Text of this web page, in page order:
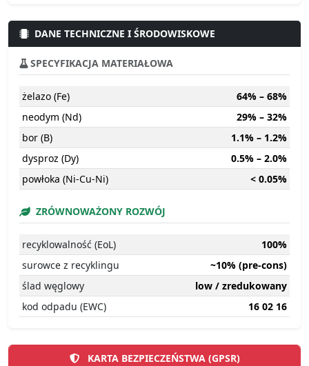
DANE TECHNICZNE I ŚRODOWISKOWE
SPECYFIKACJA MATERIAŁOWA
żelazo (Fe)
64% – 68%
neodym (Nd)
29% – 32%
bor (B)
1.1% – 1.2%
dysproz (Dy)
0.5% – 2.0%
powłoka (Ni-Cu-Ni)
< 0.05%
ZRÓWNOWAŻONY ROZWÓJ
recyklowalność (EoL)
100%
surowce z recyklingu
~10% (pre-cons)
ślad węglowy
low / zredukowany
kod odpadu (EWC)
16 02 16
KARTA BEZPIECZEŃSTWA (GPSR)